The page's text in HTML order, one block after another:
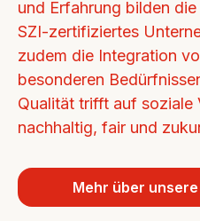
und Erfahrung bilden
SZI-zertifiziertes
zudem die Integration
besonderen
Qualität trifft auf soziale
nachhaltig, fair und
Mehr über